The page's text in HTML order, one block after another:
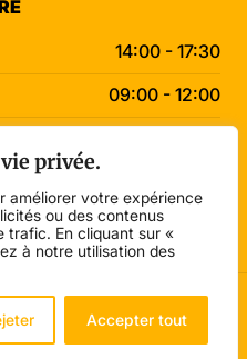
privée.
améliorer votre expérience
ou des contenus
trafic. En cliquant sur «
à notre utilisation des
Accepter tout
14:00 - 17:30
09:00 - 12:00
14:00 - 17:30